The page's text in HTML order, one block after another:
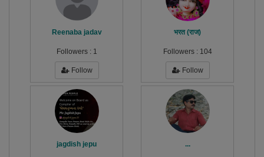
Reenaba jadav
Followers : 1
Follow
भरत (राज)
Followers : 104
Follow
jagdish jepu ...